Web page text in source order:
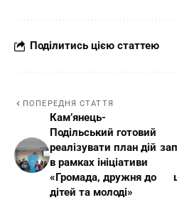
Поділитись цією статтею
ПОПЕРЕДНЯ СТАТТЯ
Кам’янець-
Подільський готовий
реалізувати план дій
в рамках ініціативи
«Громада, дружня до
дітей та молоді»